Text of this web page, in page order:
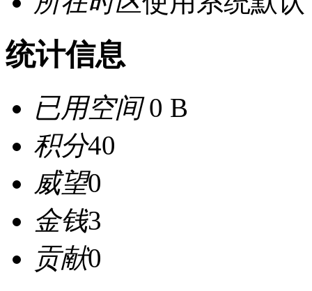
统计信息
已用空间0 B
积分40
威望0
金钱3
贡献0